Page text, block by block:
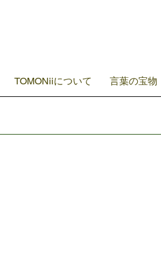
TOMONiiについて 言葉の宝物